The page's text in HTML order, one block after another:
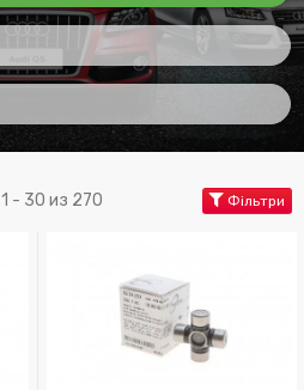
1 - 30 из 270 Фільтри